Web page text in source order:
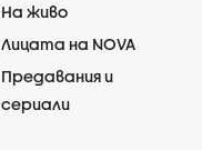
На живо
Лицата на NOVA
Предавания и
сериали